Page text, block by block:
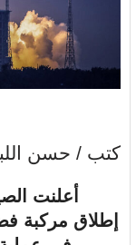
كتب / حسن
أعلنت
إطلاق مركبة